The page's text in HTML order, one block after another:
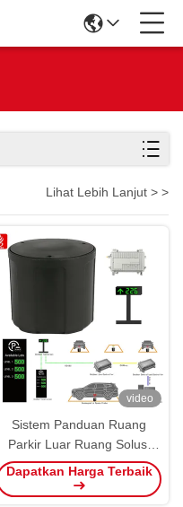
Lihat Lebih Lanjut > >
video
Sistem Panduan Ruang
Parkir Luar Ruang Solusi
Sistem Panduan Parkir Mobil
Dapatkan Harga Terbaik